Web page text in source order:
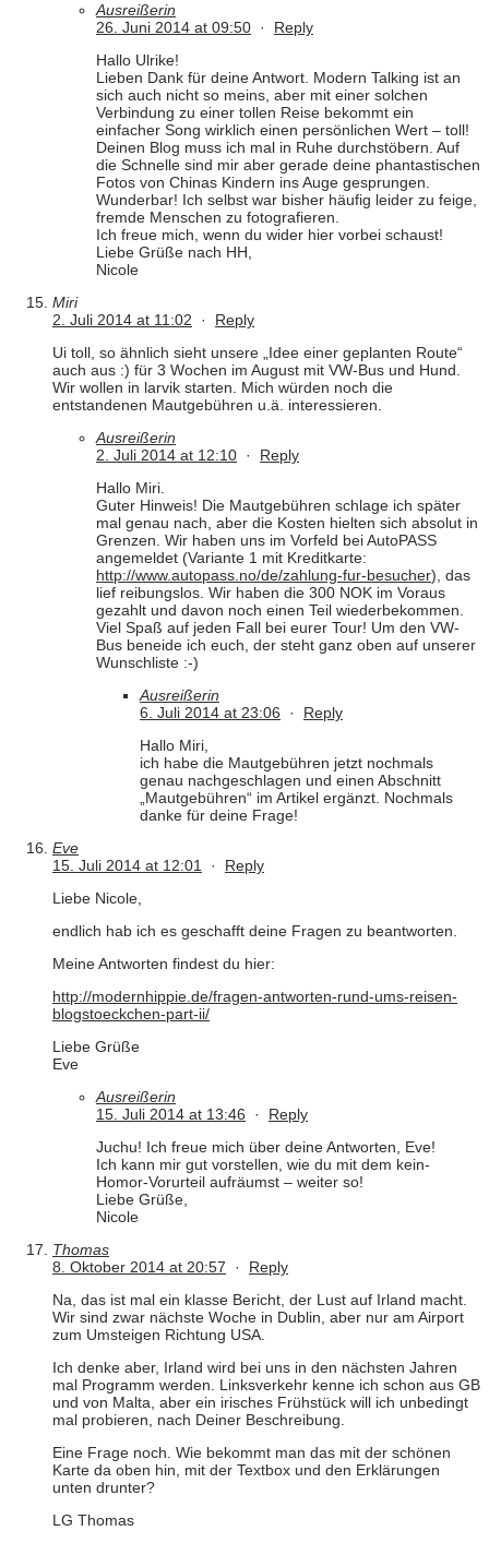
Ausreißerin
26. Juni 2014 at 09:50 · Reply
Hallo Ulrike!
Lieben Dank für deine Antwort. Modern Talking ist an
sich auch nicht so meins, aber mit einer solchen
Verbindung zu einer tollen Reise bekommt ein
einfacher Song wirklich einen persönlichen Wert – toll!
Deinen Blog muss ich mal in Ruhe durchstöbern. Auf
die Schnelle sind mir aber gerade deine phantastischen
Fotos von Chinas Kindern ins Auge gesprungen.
Wunderbar! Ich selbst war bisher häufig leider zu feige,
fremde Menschen zu fotografieren.
Ich freue mich, wenn du wider hier vorbei schaust!
Liebe Grüße nach HH,
Nicole
Miri
2. Juli 2014 at 11:02 · Reply
Ui toll, so ähnlich sieht unsere „Idee einer geplanten Route“
auch aus :) für 3 Wochen im August mit VW-Bus und Hund.
Wir wollen in larvik starten. Mich würden noch die
entstandenen Mautgebühren u.ä. interessieren.
Ausreißerin
2. Juli 2014 at 12:10 · Reply
Hallo Miri.
Guter Hinweis! Die Mautgebühren schlage ich später
mal genau nach, aber die Kosten hielten sich absolut in
Grenzen. Wir haben uns im Vorfeld bei AutoPASS
angemeldet (Variante 1 mit Kreditkarte:
http://www.autopass.no/de/zahlung-fur-besucher), das
lief reibungslos. Wir haben die 300 NOK im Voraus
gezahlt und davon noch einen Teil wiederbekommen.
Viel Spaß auf jeden Fall bei eurer Tour! Um den VW-
Bus beneide ich euch, der steht ganz oben auf unserer
Wunschliste :-)
Ausreißerin
6. Juli 2014 at 23:06 · Reply
Hallo Miri,
ich habe die Mautgebühren jetzt nochmals
genau nachgeschlagen und einen Abschnitt
„Mautgebühren“ im Artikel ergänzt. Nochmals
danke für deine Frage!
Eve
15. Juli 2014 at 12:01 · Reply
Liebe Nicole,
endlich hab ich es geschafft deine Fragen zu beantworten.
Meine Antworten findest du hier:
http://modernhippie.de/fragen-antworten-rund-ums-reisen-
blogstoeckchen-part-ii/
Liebe Grüße
Eve
Ausreißerin
15. Juli 2014 at 13:46 · Reply
Juchu! Ich freue mich über deine Antworten, Eve!
Ich kann mir gut vorstellen, wie du mit dem kein-
Homor-Vorurteil aufräumst – weiter so!
Liebe Grüße,
Nicole
Thomas
8. Oktober 2014 at 20:57 · Reply
Na, das ist mal ein klasse Bericht, der Lust auf Irland macht.
Wir sind zwar nächste Woche in Dublin, aber nur am Airport
zum Umsteigen Richtung USA.
Ich denke aber, Irland wird bei uns in den nächsten Jahren
mal Programm werden. Linksverkehr kenne ich schon aus GB
und von Malta, aber ein irisches Frühstück will ich unbedingt
mal probieren, nach Deiner Beschreibung.
Eine Frage noch. Wie bekommt man das mit der schönen
Karte da oben hin, mit der Textbox und den Erklärungen
unten drunter?
LG Thomas